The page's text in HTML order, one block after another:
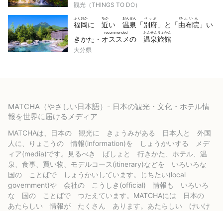
観光（THINGS TO DO）
福岡
ふくおか
に 近
ちか
い 温泉
おんせん
「別府
べっぷ
」と「由布院
ゆふいん
」い
きかた・ オススメ
recommended
の 温泉旅館
おんせんりょかん
大分県
MATCHA（やさしい日本語）- 日本の観光・文化・ホテル情
報を世界に届けるメディア
MATCHAは、日本の 観光に きょうみがある 日本人と 外国
人に、りょこうの 情報(information)を しょうかいする メデ
ィア(media)です。見るべき ばしょと 行きかた、ホテル、温
泉、食事、買い物、モデルコース(itinerary)などを いろいろな
国の ことばで しょうかいしています。じちたい(local
government)や 会社の こうしき(official) 情報も いろいろ
な 国の ことばで つたえています。MATCHAには 日本の
あたらしい 情報が たくさん あります。あたらしい けいけ